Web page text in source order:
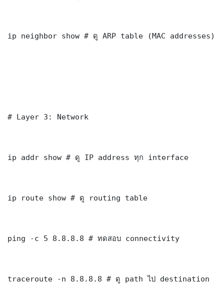
ip neighbor show # ดู ARP table (MAC addresses)
# Layer 3: Network
ip addr show # ดู IP address ทุก interface
ip route show # ดู routing table
ping -c 5 8.8.8.8 # ทดสอบ connectivity
traceroute -n 8.8.8.8 # ดู path ไป destination